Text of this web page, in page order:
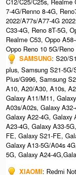
C12/C25/C25s,
7-4G/Renno 8-4G,
2022/A77s/A77-4G
C33-4G, Reno 8T-5G,
Realme C53, Oppo
Oppo Reno 10 5G/
SAMSUNG: S20/
plus, Samsung S21-
Plus/G996, Samsung
A10, A20/A30, A10s,
Galaxy A11/M11,
A03s/A02s, Galaxy
Galaxy A22-4G, Galaxy
A23-4G, Galaxy A33-
FE, Galaxy S21-FE,
Galaxy A13-5G/A04s
5G, Galaxy A24-
XIAOMI: Redmi